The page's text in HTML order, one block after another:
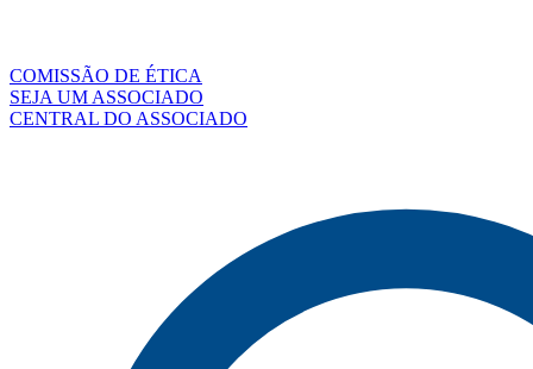
COMISSÃO DE ÉTICA
SEJA UM ASSOCIADO
CENTRAL DO ASSOCIADO